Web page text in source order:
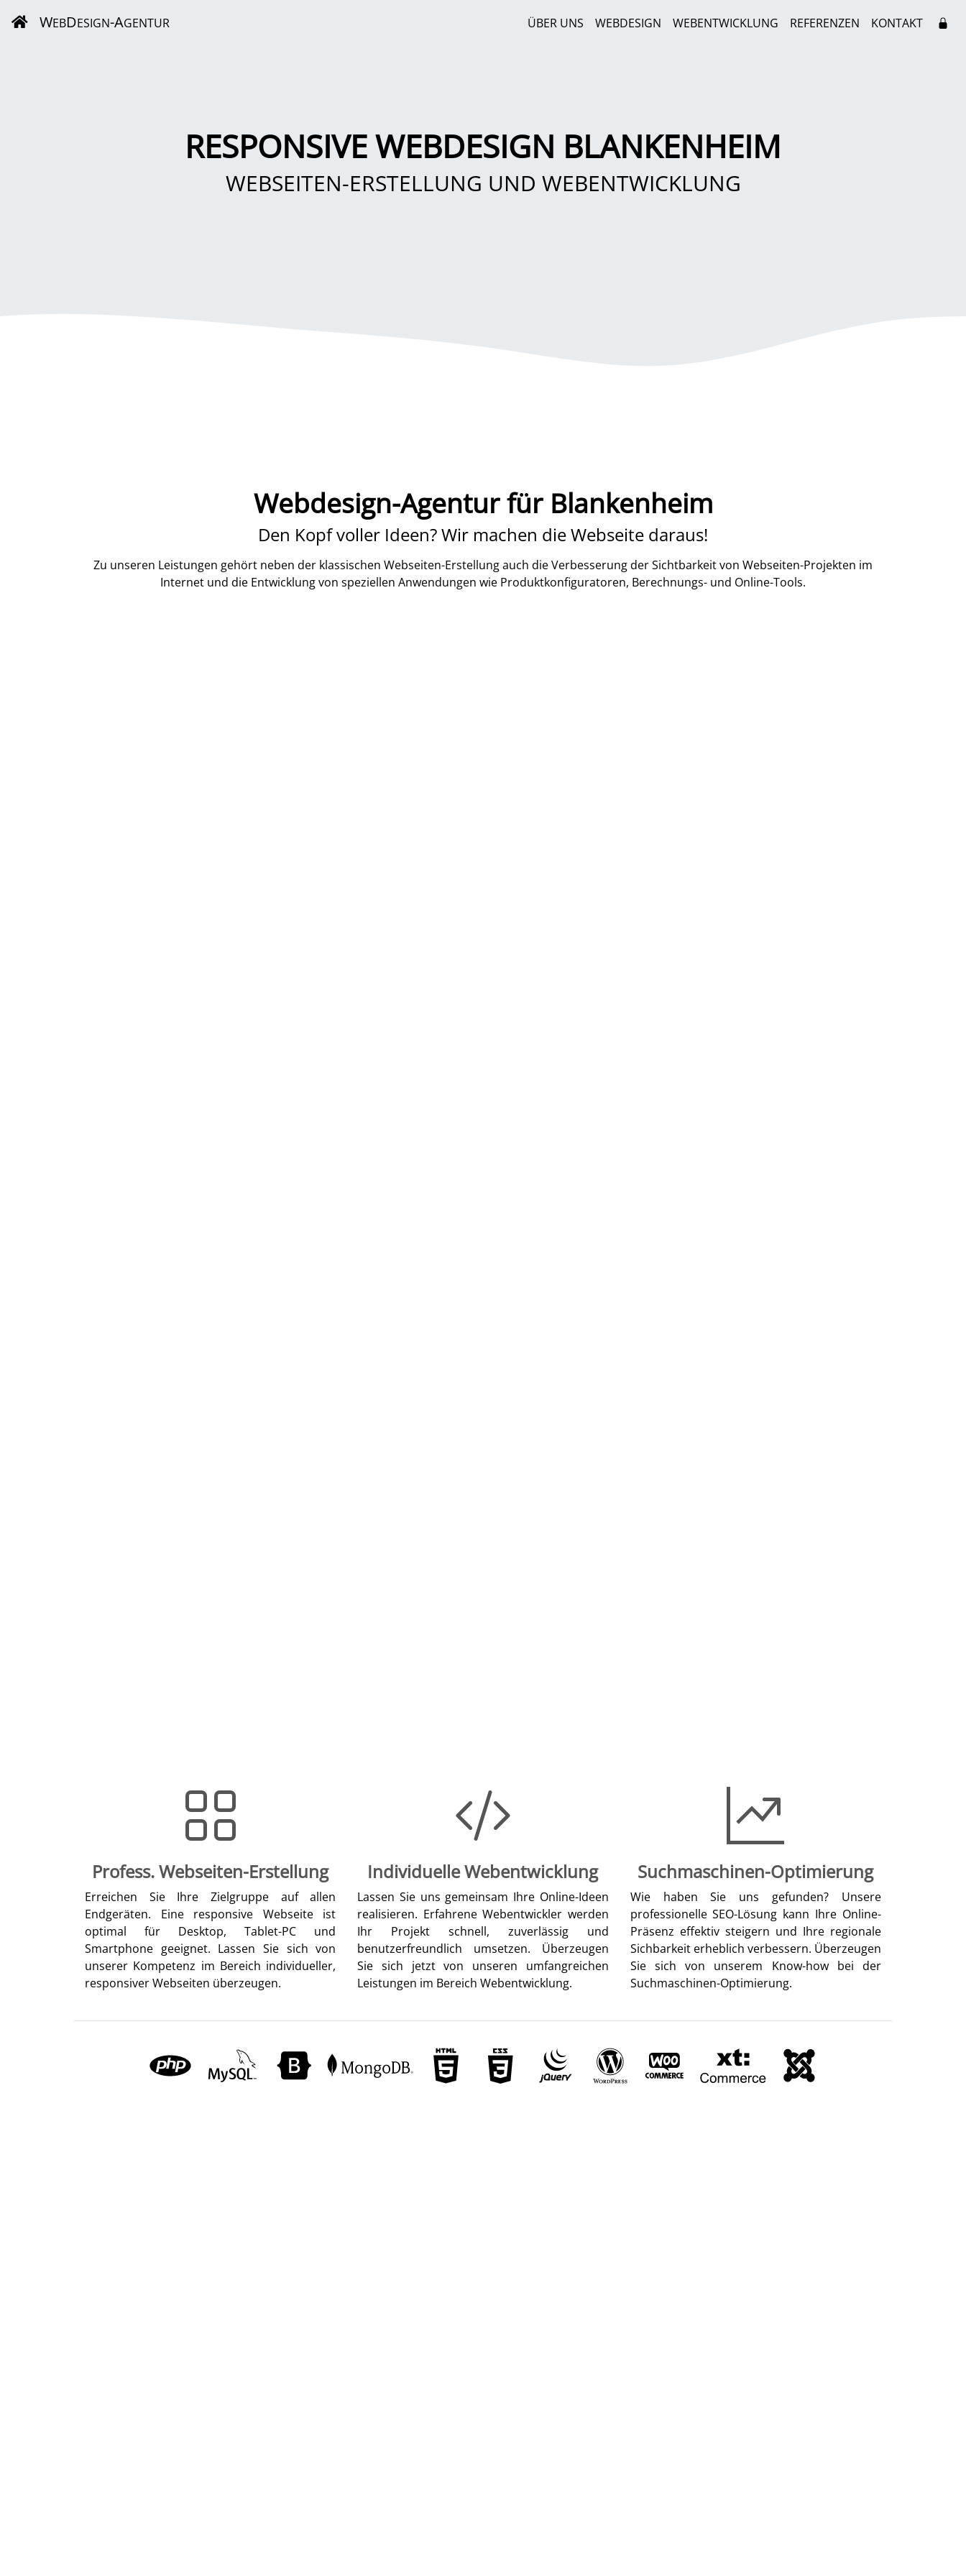
WEBDESIGN-AGENTUR ÜBER UNS WEBDESIGN WEBENTWICKLUNG REFERENZEN KONTAKT
RESPONSIVE WEBDESIGN BLANKENHEIM
WEBSEITEN-ERSTELLUNG UND WEBENTWICKLUNG
Webdesign-Agentur für Blankenheim
Den Kopf voller Ideen? Wir machen die Webseite daraus!
Zu unseren Leistungen gehört neben der klassischen Webseiten-Erstellung auch die Verbesserung der Sichtbarkeit von Webseiten-Projekten im
Internet und die Entwicklung von speziellen Anwendungen wie Produktkonfiguratoren, Berechnungs- und Online-Tools.
Profess. Webseiten-Erstellung
Erreichen Sie Ihre Zielgruppe auf allen
Endgeräten. Eine responsive Webseite ist
optimal für Desktop, Tablet-PC und
Smartphone geeignet. Lassen Sie sich von
unserer Kompetenz im Bereich individueller,
responsiver Webseiten überzeugen.
Individuelle Webentwicklung
Lassen Sie uns gemeinsam Ihre Online-Ideen
realisieren. Erfahrene Webentwickler werden
Ihr Projekt schnell, zuverlässig und
benutzerfreundlich umsetzen. Überzeugen
Sie sich jetzt von unseren umfangreichen
Leistungen im Bereich Webentwicklung.
Suchmaschinen-Optimierung
Wie haben Sie uns gefunden? Unsere
professionelle SEO-Lösung kann Ihre Online-
Präsenz effektiv steigern und Ihre regionale
Sichbarkeit erheblich verbessern. Überzeugen
Sie sich von unserem Know-how bei der
Suchmaschinen-Optimierung.